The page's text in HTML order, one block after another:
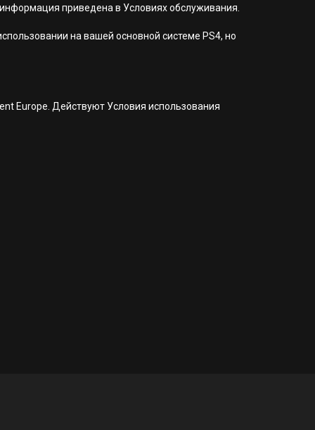
приведена в Условиях обслуживания.
на вашей основной системе PS4, но
Europe. Действуют Условия использования